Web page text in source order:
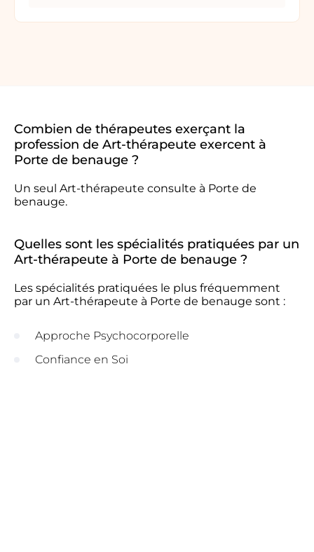
Combien de thérapeutes exerçant la
profession de Art-thérapeute exercent à
Porte de benauge ?
Un seul Art-thérapeute consulte à Porte de
benauge.
Quelles sont les spécialités pratiquées par un
Art-thérapeute à Porte de benauge ?
Les spécialités pratiquées le plus fréquemment
par un Art-thérapeute à Porte de benauge sont :
Approche Psychocorporelle
Confiance en Soi